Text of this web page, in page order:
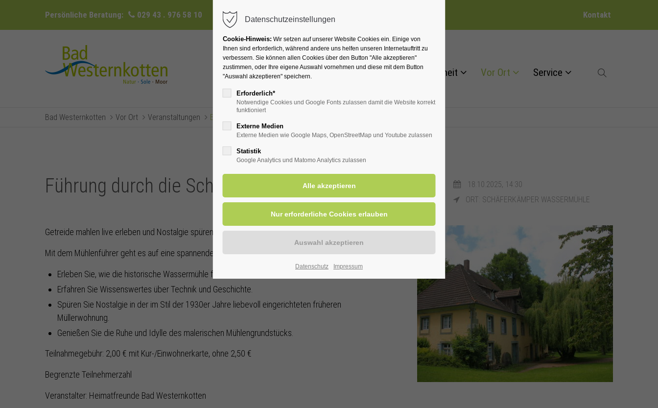
Persönliche Beratung: 029 43 . 976 58 10 info@badwesternkotten.de Kontakt
Ihr Heilbad Übernachten Für Ihre Gesundheit Vor Ort Service
Bad Westernkotten Vor Ort Veranstaltungen Eventsreader (Timeline)
Führung durch die Schäferkämper Wassermühle
18.10.2025, 14:30
ORT: SCHÄFERKÄMPER WASSERMÜHLE
Getreide mahlen live erleben und Nostalgie spüren.
Mit dem Mühlenführer geht es auf eine spannende Reise in die Vergangenheit:
Erleben Sie, wie die historische Wassermühle funktioniert.
Erfahren Sie Wissenswertes über Technik und Geschichte.
Spüren Sie Nostalgie in der im Stil der 1930er Jahre liebevoll eingerichteten früheren
Müllerwohnung.
Genießen Sie die Ruhe und Idylle des malerischen Mühlengrundstücks.
Teilnahmegebühr: 2,00 € mit Kur-/Einwohnerkarte, ohne 2,50 €
Begrenzte Teilnehmerzahl
Veranstalter: Heimatfreunde Bad Westernkotten
Datenschutzeinstellungen
Cookie-Hinweis: Wir setzen auf unserer Website Cookies ein. Einige von
Ihnen sind erforderlich, während andere uns helfen unseren Internetauftritt zu
verbessern. Sie können allen Cookies über den Button "Alle akzeptieren"
zustimmen, oder Ihre eigene Auswahl vornehmen und diese mit dem Button
"Auswahl akzeptieren" speichern.
Erforderlich*
Notwendige Cookies und Google Fonts zulassen damit die Website korrekt
funktioniert
Externe Medien
Externe Medien wie Google Maps, OpenStreetMap und Youtube zulassen
Statistik
Google Analytics und Matomo Analytics zulassen
Datenschutz Impressum